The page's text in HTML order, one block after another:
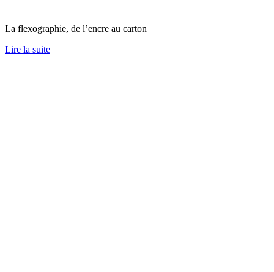
La flexographie, de l’encre au carton
Lire la suite